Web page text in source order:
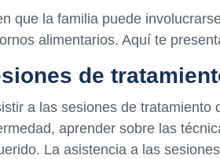
que la familia puede
alimentarios. Aquí te
de
a las sesiones de tratamiento
aprender sobre las
La asistencia a las